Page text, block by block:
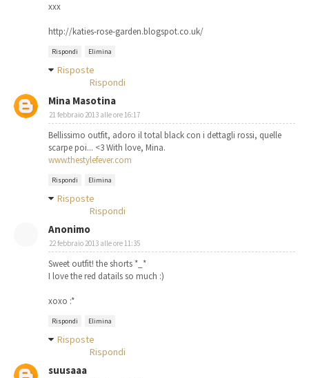
xxx
http://katies-rose-garden.blogspot.co.uk/
Rispondi Elimina
Risposte
Rispondi
Mina Masotina
21 febbraio 2013 alle ore 16:17
Bellissimo outfit, adoro il total black con i dettagli rossi, quelle
scarpe poi... <3 With love, Mina.
www.thestylefever.com
Rispondi Elimina
Risposte
Rispondi
Anonimo
22 febbraio 2013 alle ore 11:35
Sweet outfit! the shorts *_*
I love the red datails so much :)
xoxo :*
Rispondi Elimina
Risposte
Rispondi
suusaaa